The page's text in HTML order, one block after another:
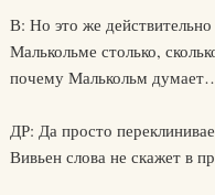
В: Но это же
Малькольме столько,
почему Малькольм
ДР: Да просто
Вивьен слова не скажет в